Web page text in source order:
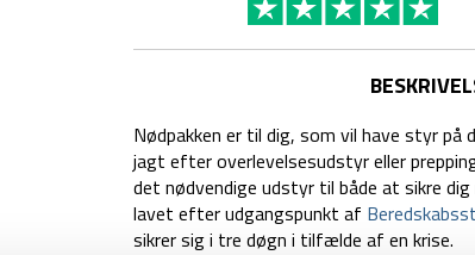
Nødpakken er til dig, som vil have styr
jagt efter overlevelsesudstyr eller
det nødvendige udstyr til både at sikre
lavet efter udgangspunkt af
sikrer sig i tre døgn i tilfælde af en krise.